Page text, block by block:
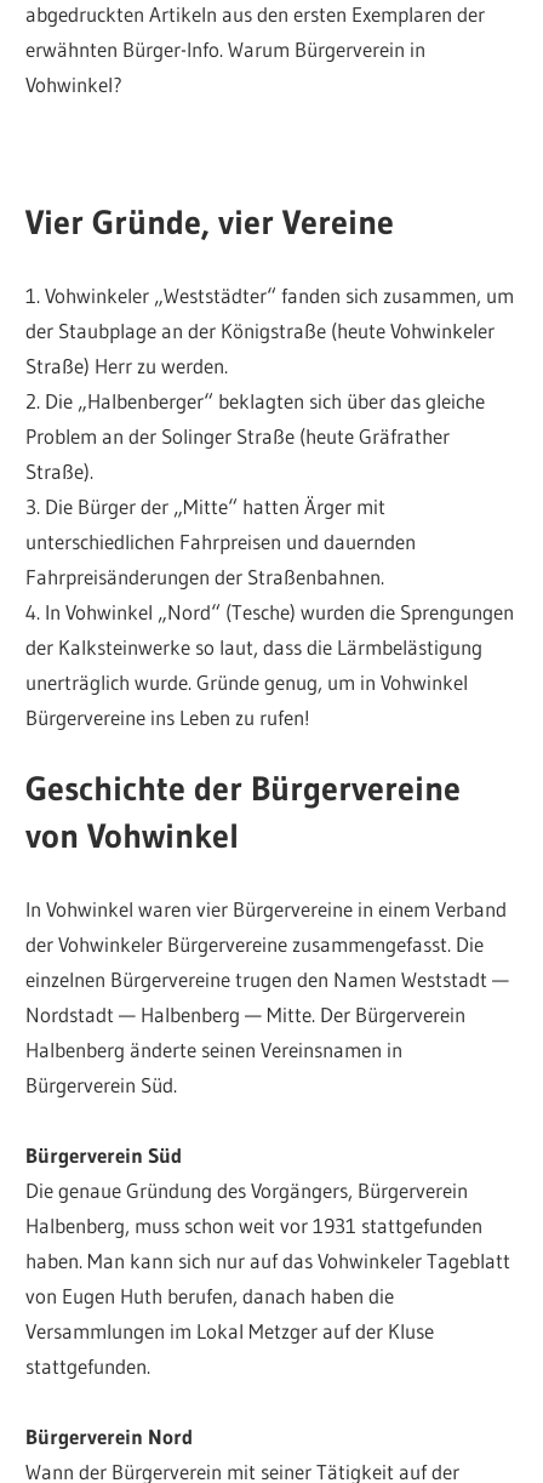
abgedruckten Artikeln aus den ersten Exemplaren der
erwähnten Bürger-Info. Warum Bürgerverein in
Vohwinkel?
Vier Gründe, vier Vereine
1. Vohwinkeler „Weststädter“ fanden sich zusammen, um
der Staubplage an der Königstraße (heute Vohwinkeler
Straße) Herr zu werden.
2. Die „Halbenberger“ beklagten sich über das gleiche
Problem an der Solinger Straße (heute Gräfrather
Straße).
3. Die Bürger der „Mitte“ hatten Ärger mit
unterschiedlichen Fahrpreisen und dauernden
Fahrpreisänderungen der Straßenbahnen.
4. In Vohwinkel „Nord“ (Tesche) wurden die Sprengungen
der Kalksteinwerke so laut, dass die Lärmbelästigung
unerträglich wurde. Gründe genug, um in Vohwinkel
Bürgervereine ins Leben zu rufen!
Geschichte der Bürgervereine
von Vohwinkel
In Vohwinkel waren vier Bürgervereine in einem Verband
der Vohwinkeler Bürgervereine zusammengefasst. Die
einzelnen Bürgervereine trugen den Namen Weststadt —
Nordstadt — Halbenberg — Mitte. Der Bürgerverein
Halbenberg änderte seinen Vereinsnamen in
Bürgerverein Süd.
Bürgerverein Süd
Die genaue Gründung des Vorgängers, Bürgerverein
Halbenberg, muss schon weit vor 1931 stattgefunden
haben. Man kann sich nur auf das Vohwinkeler Tageblatt
von Eugen Huth berufen, danach haben die
Versammlungen im Lokal Metzger auf der Kluse
stattgefunden.
Bürgerverein Nord
Wann der Bürgerverein mit seiner Tätigkeit auf der